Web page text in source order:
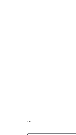
...